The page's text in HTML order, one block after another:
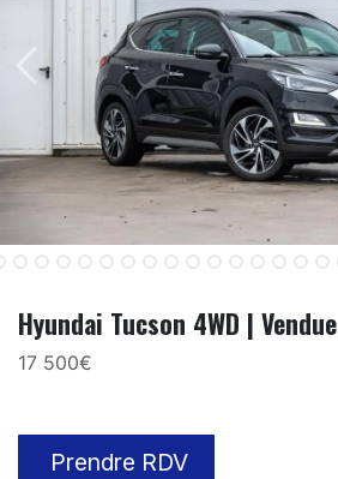
Hyundai Tucson 4WD | Vendue
17 500€
Prendre RDV